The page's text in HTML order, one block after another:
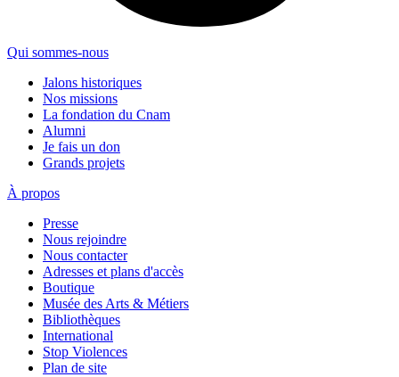
Qui sommes-nous
Jalons historiques
Nos missions
La fondation du Cnam
Alumni
Je fais un don
Grands projets
À propos
Presse
Nous rejoindre
Nous contacter
Adresses et plans d'accès
Boutique
Musée des Arts & Métiers
Bibliothèques
International
Stop Violences
Plan de site